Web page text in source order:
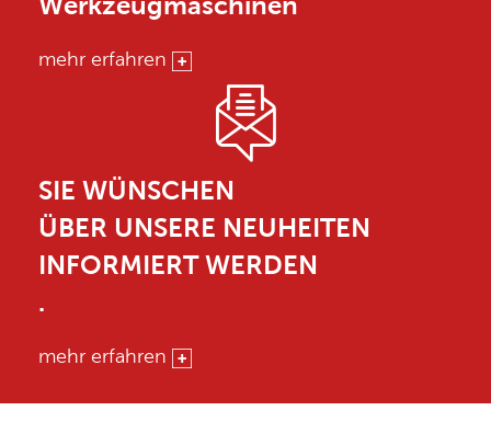
mehr erfahren
SIE WÜNSCHEN
ÜBER UNSERE NEUHEITEN
INFORMIERT WERDEN
.
mehr erfahren